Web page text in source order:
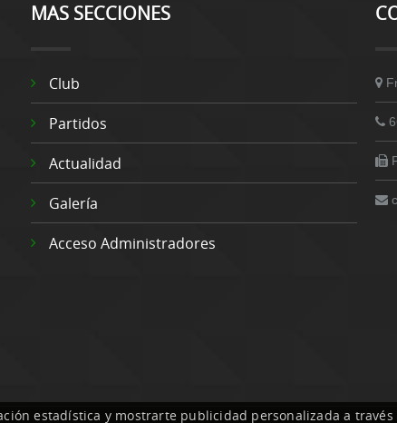
MAS SECCIONES
Club
Partidos
Actualidad
Galería
Acceso Administradores
estadística y mostrarte publicidad personalizada a